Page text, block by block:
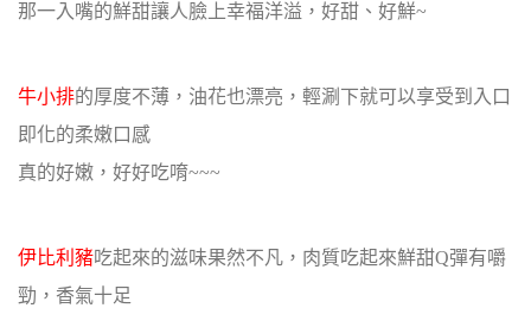
那一入嘴的鮮甜讓人臉上幸福洋溢，好甜、好鮮~
牛小排的厚度不薄，油花也漂亮，輕涮下就可以享受到入口
即化的柔嫩口感
真的好嫩，好好吃唷~~~
伊比利豬吃起來的滋味果然不凡，肉質吃起來鮮甜Q彈有嚼
勁，香氣十足